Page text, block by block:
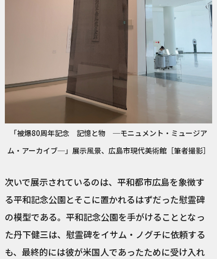
「被爆80周年記念 記憶と物 ─モニュメント・ミュージア
ム・アーカイブ─」展示風景、広島市現代美術館［筆者撮影］
次いで展示されているのは、平和都市広島を象徴す
る平和記念公園とそこに置かれるはずだった慰霊碑
の模型である。平和記念公園を手がけることとなっ
た丹下健三は、慰霊碑をイサム・ノグチに依頼する
も、最終的には彼が米国人であったために受け入れ